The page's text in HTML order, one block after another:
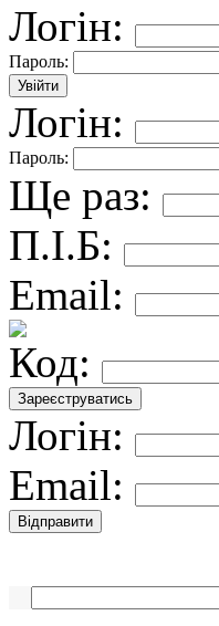
Логін:
Пароль:
Логін:
Пароль:
Ще раз:
П.І.Б:
Email:
Код:
Логін:
Email: